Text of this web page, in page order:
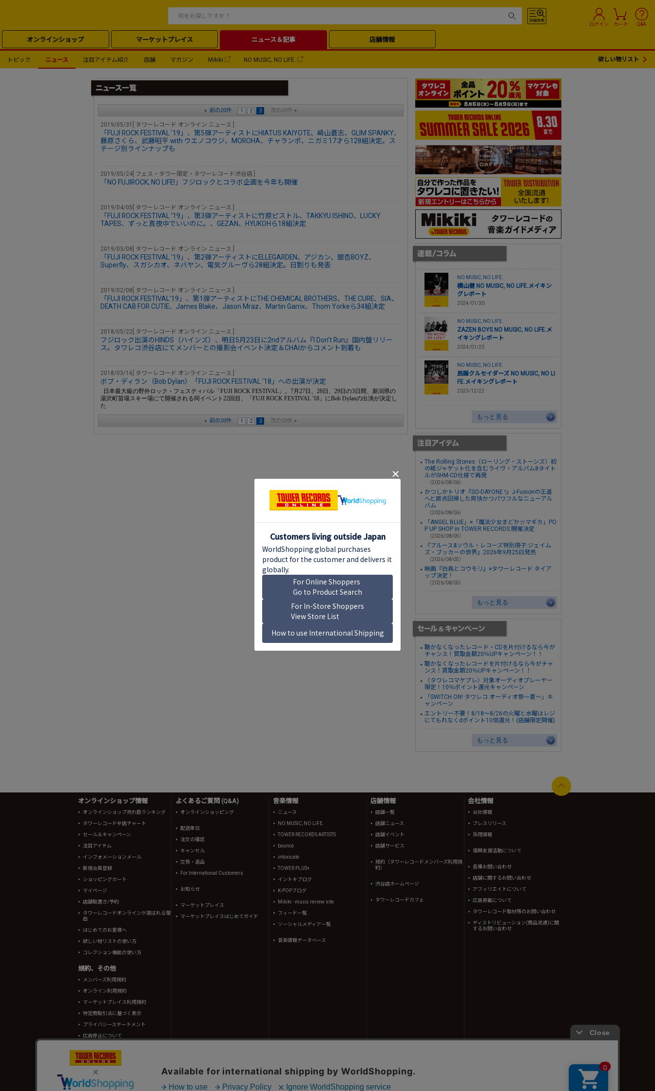
ログイン カート Q&A
オンラインショップ マーケットプレイス ニュース＆記事 店舗情報
トピック ニュース 注目アイテム紹介 店舗 マガジン Mikiki NO MUSIC, NO LIFE. 欲しい物リスト
前の20件 1 2 3 次の20件
2019/05/31[ タワーレコード オンライン ニュース ]
「FUJI ROCK FESTIVAL '19」、第5弾アーティストにHIATUS KAIYOTE、崎山蒼志、GLIM SPANKY、
藤原さくら、武藤昭平 with ウエノコウジ、MOROHA、チャランポ、ニガミ17才ら128組決定。ス
テージ別ラインナップも
2019/05/24[ フェス・タワー限定・タワーレコード渋谷店 ]
「NO FUJIROCK, NO LIFE!」フジロックとコラボ企画を今年も開催
2019/04/05[ タワーレコード オンライン ニュース ]
「FUJI ROCK FESTIVAL '19」、第3弾アーティストに竹原ピストル、TAKKYU ISHINO、LUCKY
TAPES、ずっと真夜中でいいのに。、GEZAN、HYUKOHら18組決定
2019/03/08[ タワーレコード オンライン ニュース ]
「FUJI ROCK FESTIVAL '19」、第2弾アーティストにELLEGARDEN、アジカン、銀杏BOYZ、
Superfly、スガシカオ、ネバヤン、電気グルーヴら28組決定。日割りも発表
2019/02/08[ タワーレコード オンライン ニュース ]
「FUJI ROCK FESTIVAL'19」、第1弾アーティストにTHE CHEMICAL BROTHERS、THE CURE、SIA、
DEATH CAB FOR CUTIE、James Blake、Jason Mraz、Martin Garrix、Thom Yorkeら34組決定
2018/05/22[ タワーレコード オンライン ニュース ]
フジロック出演のHINDS（ハインズ）、明日5月23日に2ndアルバム『I Don't Run』国内盤リリー
ス。タワレコ渋谷店にてメンバーとの撮影会イベント決定＆CHAIからコメント到着も
2018/03/16[ タワーレコード オンライン ニュース ]
ボブ・ディラン（Bob Dylan）「FUJI ROCK FESTIVAL '18」への出演が決定
日本最大級の野外ロック・フェスティバル「FUJI ROCK FESTIVAL」。7月27日、28日、29日の3日間、新潟県の
湯沢町苗場スキー場にて開催される同イベント22回目、「FUJI ROCK FESTIVAL '18」にBob Dylanの出演が決定し
た
前の20件 1 2 3 次の20件
NO MUSIC, NO LIFE.
横山健 NO MUSIC, NO LIFE.メイキン
グレポート
2024/01/30
NO MUSIC, NO LIFE.
ZAZEN BOYS NO MUSIC, NO LIFE.メ
イキングレポート
2024/01/23
NO MUSIC, NO LIFE.
民謡クルセイダーズ NO MUSIC, NO LI
FE.メイキングレポート
2023/12/22
もっと見る
The Rolling Stones（ローリング・ストーンズ）初
の紙ジャケット化を含むライヴ・アルバム8タイト
ルがSHM-CD仕様で再発
（2026/08/06）
かつしかトリオ『SO-DAYONE !』J-Fusionの王道
へと原点回帰した爽快かつパワフルなニューアル
バム
（2026/08/06）
「ANGEL BLUE」×「魔法少女まどか☆マギカ」PO
P UP SHOP in TOWER RECORDS 開催決定
（2026/08/05）
『ブルース&ソウル・レコーズ特別冊子:ジェイム
ズ・ブッカーの世界』2026年9月25日発売
（2026/08/05）
映画『白鳥とコウモリ』×タワーレコード タイア
ップ決定！
（2026/08/05）
もっと見る
聴かなくなったレコード・CDを片付けるなら今が
チャンス！買取金額20％UPキャンペーン！！
聴かなくなったレコードを片付けるなら今がチャ
ンス！買取金額20％UPキャンペーン！！
〈タワレコマケプレ〉対象オーディオプレーヤー
限定！10％ポイント還元キャンペーン
「SWITCH ON! タワレコ オーディオ祭～夏～」キ
ャンペーン
エントリー不要！8/18～8/26の火曜と水曜はレジ
にてもれなくdポイント10倍還元！(店舗限定開催)
もっと見る
オンラインショップ情報
オンラインショップ売れ筋ランキング
タワーレコード全店チャート
セール＆キャンペーン
注目アイテム
インフォメーションメール
新規会員登録
ショッピングカート
マイページ
店舗取置き/予約
タワーレコードオンラインが選ばれる理
由
はじめてのお客様へ
欲しい物リストの使い方
コレクション機能の使い方
規約、その他
メンバーズ利用規約
オンライン利用規約
マーケットプレイス利用規約
特定商取引法に基づく表示
プライバシーステートメント
広告停止について
よくあるご質問 (Q&A)
オンラインショッピング
配送単位
注文の確認
キャンセル
交換・返品
For International Customers
お知らせ
マーケットプレイス
マーケットプレイスはじめてガイド
音楽情報
ニュース
NO MUSIC, NO LIFE.
TOWER RECORDS ARTISTS
bounce
intoxicate
TOWER PLUS+
イントキブログ
K-POPブログ
Mikiki - music review site
フィード一覧
ソーシャルメディア一覧
音楽情報データベース
店舗情報
店舗一覧
店舗ニュース
店舗イベント
店舗サービス
規約（タワーレコードメンバーズ利用規
約）
渋谷店ホームページ
タワーレコードカフェ
会社情報
会社情報
プレスリリース
採用情報
復興支援活動について
各種お問い合わせ
店舗に関するお問い合わせ
アフィリエイトについて
広告掲載について
タワーレコード取材等のお問い合わせ
ディストリビューション(商品流通)に関
するお問い合わせ
TOWER RECORDS ONLINEに掲載されているすべてのコンテンツ(記事、画像、音声データ等)はタワーレコード株式会社の承諾なしに無断転載することはできません。
情報の一部はRovi Corporation.、japan music data、(株)シーディージャーナルより提供されています。